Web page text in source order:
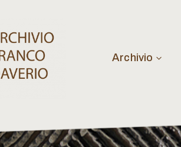
Archivio